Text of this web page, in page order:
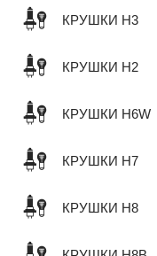
КРУШКИ H3
КРУШКИ H2
КРУШКИ H6W
КРУШКИ H7
КРУШКИ H8